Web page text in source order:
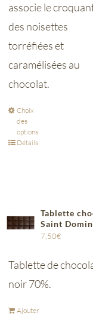
associe le
des noisettes
torréfiées et
caramélisées au
chocolat.
Choix
des
options
Détails
Tablette
Saint
7,50€
Tablette de
noir 70%.
Ajouter